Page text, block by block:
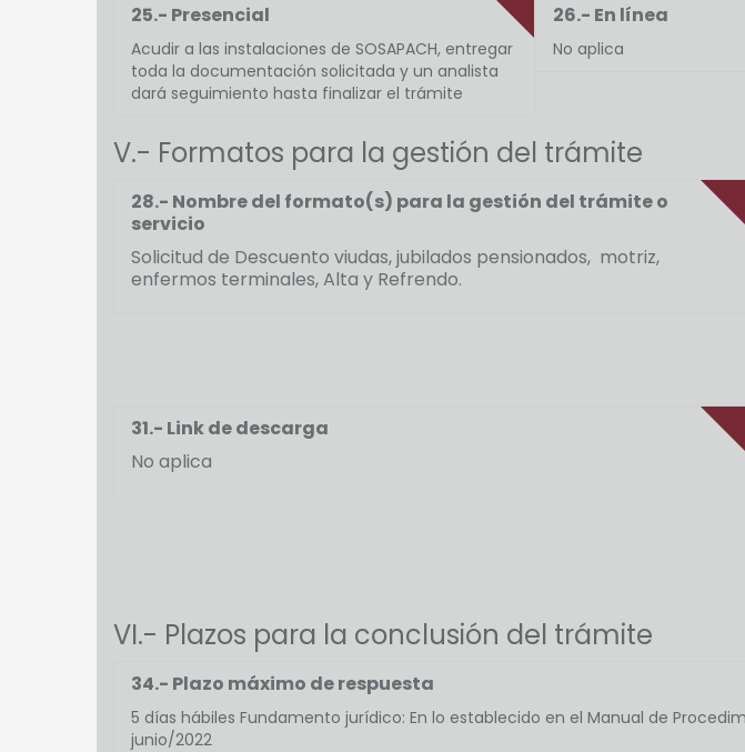
25.- Presencial
Acudir a las instalaciones de SOSAPACH, entregar
toda la documentación solicitada y un analista
dará seguimiento hasta finalizar el trámite
26.- En línea
No aplica
V.- Formatos para la gestión del trámite
28.- Nombre del formato(s) para la gestión del trámite o
servicio
Solicitud de Descuento viudas, jubilados pensionados, motriz,
enfermos terminales, Alta y Refrendo.
31.- Link de descarga
No aplica
VI.- Plazos para la conclusión del trámite
34.- Plazo máximo de respuesta
5 días hábiles Fundamento jurídico: En lo establecido en el Manual de
junio/2022